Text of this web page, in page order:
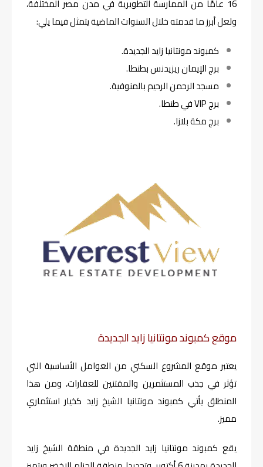
16 عامًا من الممارسة التطويرية في مدن مصر المختلفة،
ولعل أبرز ما قدمته خلال السنوات الماضية يتمثل فيما يلي:
كمبوند مونتانيا زايد الجديدة.
برج الإيمان ريزيدنس بطنطا.
مسجد الرحمن الرحيم بالمنوفية.
برج VIP في طنطا.
برج مكة بلازا.
موقع كمبوند مونتانيا زايد الجديدة
يعتبر موقع المشروع السكني من العوامل الأساسية التي
تؤثر في جذب المستثمرين والمقتنين للعقارات، ومن هذا
المنطلق يأتي كمبوند مونتانيا الشيخ زايد كخيار استثماري
مميز.
يقع كمبوند مونتانيا زايد الجديدة في منطقة الشيخ زايد